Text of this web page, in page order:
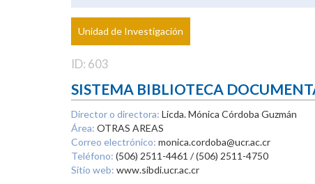
Proyecto
Investigador
Unidad de Investigación
ID: 603
SISTEMA BIBLIOTECA
Director o directora: Licda. Mónica Córdoba Guzmán
Área: OTRAS AREAS
Correo electrónico: monica.cordoba@ucr.ac.cr
Teléfono: (506) 2511-4461 / (506) 2511-4750
Sitio web: www.sibdi.ucr.ac.cr